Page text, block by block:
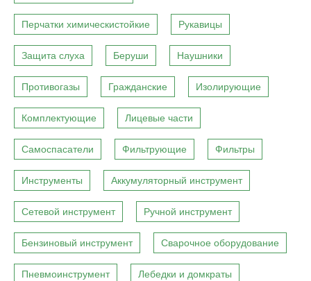
Перчатки химическистойкие Рукавицы
Защита слуха Беруши Наушники
Противогазы Гражданские Изолирующие
Комплектующие Лицевые части
Самоспасатели Фильтрующие Фильтры
Инструменты Аккумуляторный инструмент
Сетевой инструмент Ручной инструмент
Бензиновый инструмент Сварочное оборудование
Пневмоинструмент Лебедки и домкраты